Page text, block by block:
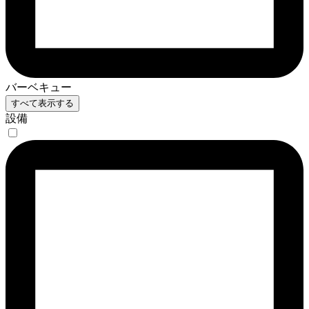
バーベキュー
すべて表示する
設備